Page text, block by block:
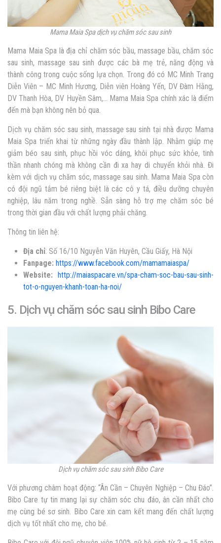
Mama Maia Spa dịch vụ chăm sóc sau sinh
Mama Maia Spa là địa chỉ chăm sóc bầu, massage bầu, chăm sóc
sau sinh, massage sau sinh được các bà mẹ trẻ, năng động và
thành công trong cuộc sống lựa chọn. Trong đó có MC Minh Trang
Diễn Viên – MC Minh Hương, Diễn viên Hoàng Yến, DV Đàm Hằng,
DV Thanh Hòa, DV Huyền Sâm,… Mama Maia Spa chính xác là điểm
đến mà bạn không nên bỏ qua.
Dịch vụ chăm sóc sau sinh, massage sau sinh tại nhà được Mama
Maia Spa triển khai từ những ngày đầu thành lập. Nhằm giúp mẹ
giảm béo sau sinh, phục hồi vóc dáng, khôi phục sức khỏe, tinh
thần nhanh chóng mà không cần đi xa hay di chuyển khỏi nhà. Đi
kèm với dịch vụ chăm sóc, massage sau sinh. Mama Maia Spa còn
có đội ngũ tắm bé riêng biệt là các cô y tá, điều dưỡng chuyên
nghiệp, lâu năm trong nghề. Sẵn sàng hỗ trợ mẹ chăm sóc bé
trong thời gian đầu với chất lượng phải chăng.
Thông tin liên hệ:
Địa chỉ: Số 16/10 Nguyễn Văn Huyên, Cầu Giấy, Hà Nội
Fanpage: https://www.facebook.com/mamamaiaspa/
Website: http://maiaspacare.vn/spa-cham-soc-bau-sau-sinh-
tot-o-nguyen-khanh-toan-ha-noi/
5. Dịch vụ chăm sóc sau sinh Bibo Care
Dịch vụ chăm sóc sau sinh Bibo Care
Với phương châm hoạt động: “Ân Cần – Chuyên Nghiệp – Chu Đáo”.
Bibo Care tự tin mang lại sự chăm sóc chu đáo, ân cần nhất cho
mẹ cùng bé sơ sinh. Bibo Care xin cam kết mang đến chất lượng
dịch vụ tốt nhất cho mẹ, cho bé.